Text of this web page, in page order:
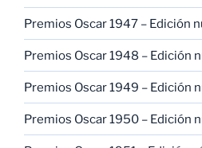
Premios Oscar 1947 – Edición
Premios Oscar 1948 – Edición
Premios Oscar 1949 – Edición
Premios Oscar 1950 – Edición